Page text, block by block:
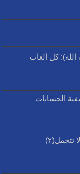
كل ألعاب
الحسابات
تتجمل(٢)